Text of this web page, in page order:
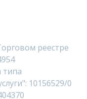
реестре
типа
10156529/0